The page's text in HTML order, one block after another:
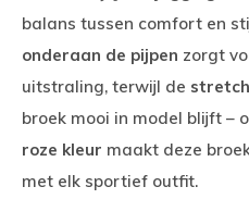
balans tussen comfort en
onderaan de pijpen zorgt
uitstraling, terwijl de
broek mooi in model blijft –
roze kleur maakt deze
met elk sportief outfit.